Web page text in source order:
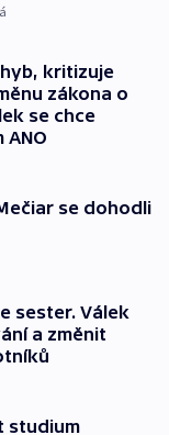
kritizuje
zákona o
se chce
se dohodli
sester. Válek
a změnit
studium